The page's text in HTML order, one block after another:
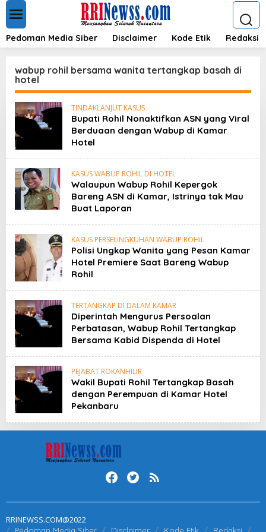
t
Pedoman Media Siber Disclaimer Kode Etik Redaksi
wabup rohil bersama wanita tertangkap basah di
hotel
TINDAKLANJUT KASUS
Bupati Rohil Nonaktifkan ASN yang Viral
Berduaan dengan Wabup di Kamar
Hotel
KASUS WABUP ROHIL DI HOTEL
Walaupun Wabup Rohil Kepergok
Bareng ASN di Kamar, Istrinya tak Mau
Buat Laporan
KASUS PERSELINGKUHAN WABUP ROHIL
Polisi Ungkap Wanita yang Pesan Kamar
Hotel Premiere Saat Bareng Wabup
Rohil
TERTANGKAP DI DALAM KAMAR
Diperintah Mengurus Persoalan
Perbatasan, Wabup Rohil Tertangkap
Bersama Kabid Dispenda di Hotel
PEJABAT ROKANHILIR
Wakil Bupati Rohil Tertangkap Basah
dengan Perempuan di Kamar Hotel
Pekanbaru
RRINEWSS.COM@2022
Pedoman Media Siber Disclaimer Kode Etik Redaksi